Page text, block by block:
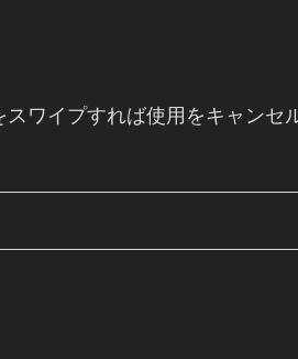
ワイプすれば使用をキャンセ